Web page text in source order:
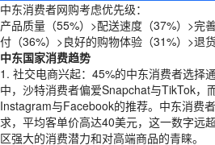
中东消费者网购考虑优先级：
产品质量（55%）>配送速度（37%）>完
付（36%）>良好的购物体验（31%）>退
中东国家消费趋势
1. 社交电商兴起：45%的中东消费者选择
中，沙特消费者偏爱Snapchat与TikTok，
Instagram与Facebook的推荐。中东消费
求，平均客单价高达40美元，这一数字远
区强大的消费潜力和对高端商品的青睐。